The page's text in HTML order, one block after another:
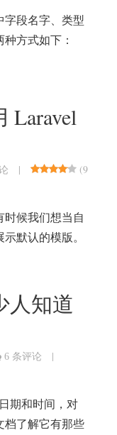
字段名字、类型
方式如下：
Laravel
| (9
候我们想当自
默认的模版。
人知道
6 条评论
|
期和时间，对
档了解它有那些